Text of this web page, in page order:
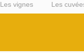
Les vignes Les